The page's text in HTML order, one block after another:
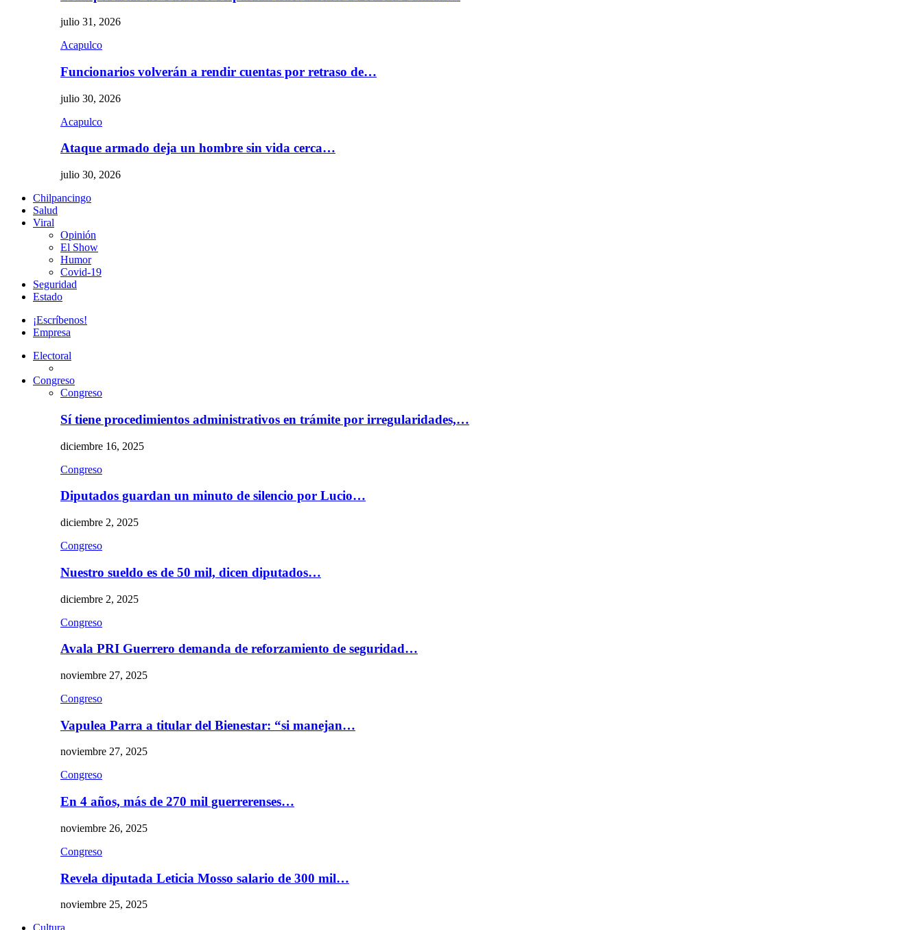
julio 31, 2026
Acapulco
Funcionarios volverán a rendir cuentas por retraso de…
julio 30, 2026
Acapulco
Ataque armado deja un hombre sin vida cerca…
julio 30, 2026
Chilpancingo
Salud
Viral
Opinión
El Show
Humor
Covid-19
Seguridad
Estado
¡Escríbenos!
Empresa
Electoral
Congreso
Congreso
Sí tiene procedimientos administrativos en trámite por irregularidades,…
diciembre 16, 2025
Congreso
Diputados guardan un minuto de silencio por Lucio…
diciembre 2, 2025
Congreso
Nuestro sueldo es de 50 mil, dicen diputados…
diciembre 2, 2025
Congreso
Avala PRI Guerrero demanda de reforzamiento de seguridad…
noviembre 27, 2025
Congreso
Vapulea Parra a titular del Bienestar: “si manejan…
noviembre 27, 2025
Congreso
En 4 años, más de 270 mil guerrerenses…
noviembre 26, 2025
Congreso
Revela diputada Leticia Mosso salario de 300 mil…
noviembre 25, 2025